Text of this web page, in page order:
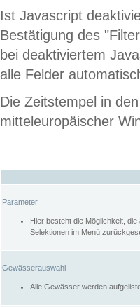
Ist Javascript
Bestätigung des
bei deaktiviertem
alle Felder
Die Zeitstempel in
mitteleuropäischer
Parameter
Hier besteht die Möglichkeit,
Selektionen im Menü
Gewässerauswahl
Alle Gewässer werden